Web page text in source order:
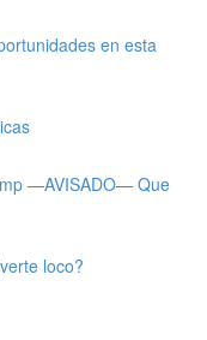
en esta
—AVISADO— Que
loco?